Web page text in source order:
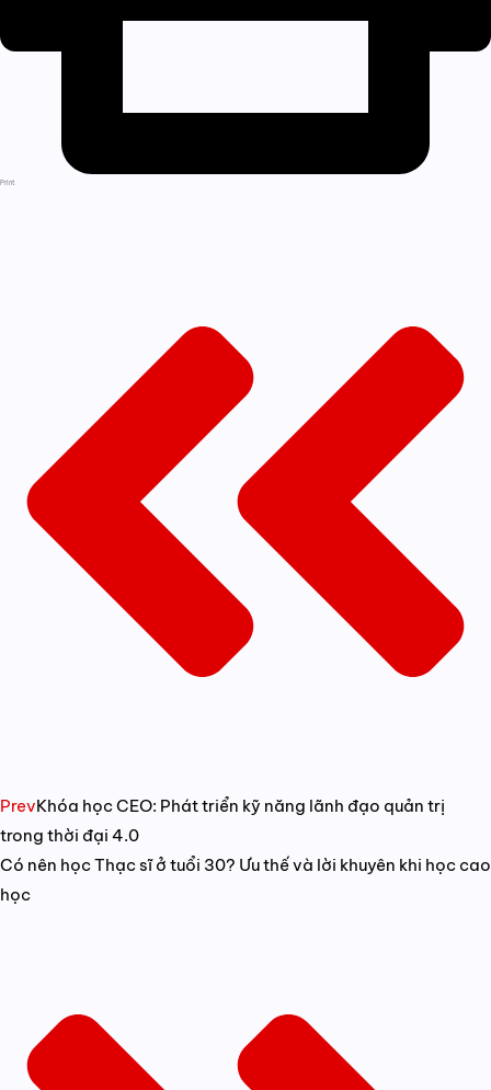
Print
PrevKhóa học CEO: Phát triển kỹ năng lãnh đạo quản trị
trong thời đại 4.0
Có nên học Thạc sĩ ở tuổi 30? Ưu thế và lời khuyên khi học cao
học